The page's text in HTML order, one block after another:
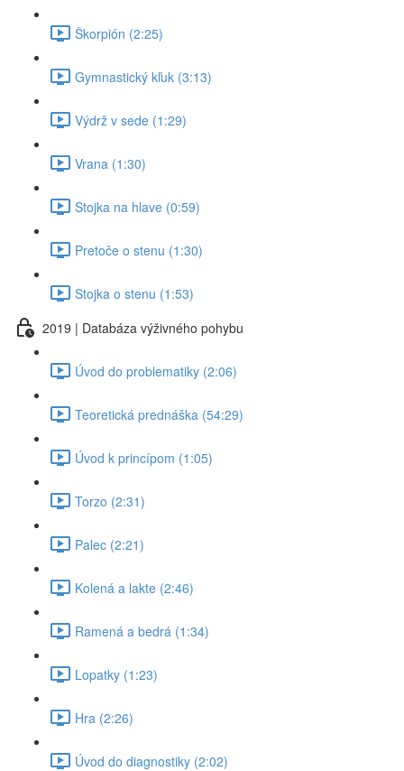
Škorpión (2:25)
Gymnastický kľuk (3:13)
Výdrž v sede (1:29)
Vrana (1:30)
Stojka na hlave (0:59)
Pretoče o stenu (1:30)
Stojka o stenu (1:53)
2019 | Databáza výživného pohybu
Úvod do problematiky (2:06)
Teoretická prednáška (54:29)
Úvod k princípom (1:05)
Torzo (2:31)
Palec (2:21)
Kolená a lakte (2:46)
Ramená a bedrá (1:34)
Lopatky (1:23)
Hra (2:26)
Úvod do diagnostiky (2:02)